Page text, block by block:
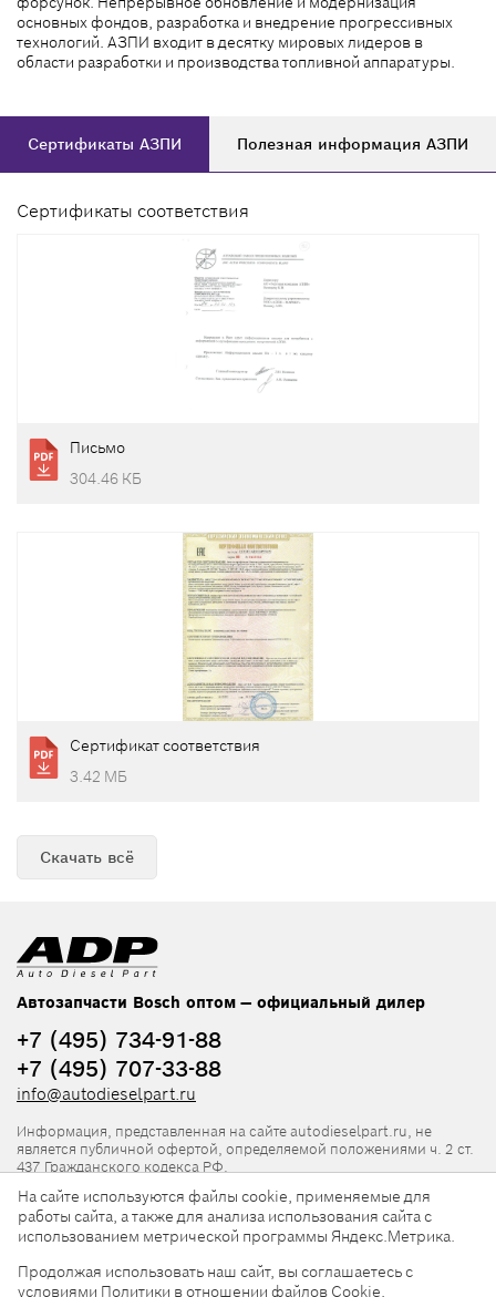
основных фондов, разработка и внедрение прогрессивных
технологий. АЗПИ входит в десятку мировых лидеров в
области разработки и производства топливной аппаратуры.
Сертификаты АЗПИ Полезная информация АЗПИ
Сертификаты соответствия
Письмо
304.46 КБ
Сертификат соответствия
3.42 МБ
Скачать всё
Автозапчасти Bosch оптом — официальный дилер
+7 (495) 734-91-88
+7 (495) 707-33-88
info@autodieselpart.ru
Информация, представленная на сайте autodieselpart.ru, не
является публичной офертой, определяемой положениями ч. 2 ст.
437 Гражданского кодекса РФ.
Нормативная документация
ADP в социальных сетях
На сайте используются файлы cookie, применяемые для
работы сайта, а также для анализа использования сайта с
использованием метрической программы Яндекс.Метрика.
Продолжая использовать наш сайт, вы соглашаетесь с
условиями Политики в отношении файлов Cookie,